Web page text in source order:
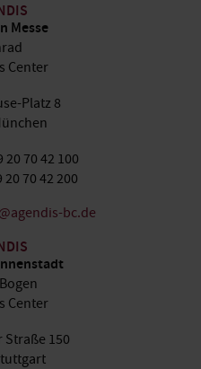
Messe
Center
Platz 8
20 70 42 100
20 70 42 200
bc.de
Center
150